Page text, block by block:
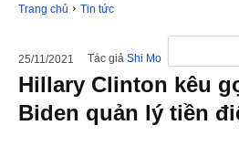
Trang chủ Tin tức
25/11/2021 Tác giả Shi Mo
Hillary Clinton kêu
Biden quản lý tiền